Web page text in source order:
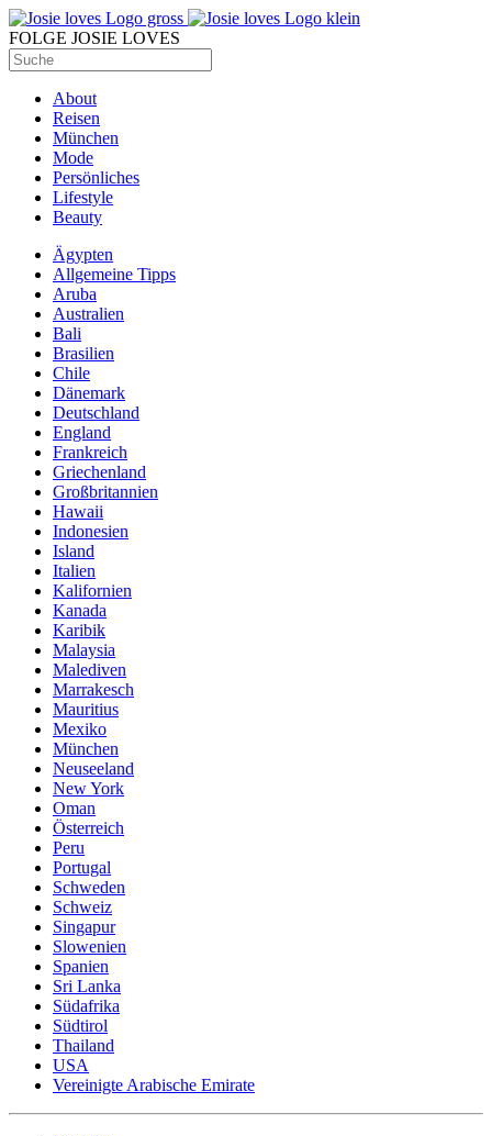
FOLGE JOSIE LOVES
About
Reisen
München
Mode
Persönliches
Lifestyle
Beauty
Ägypten
Allgemeine Tipps
Aruba
Australien
Bali
Brasilien
Chile
Dänemark
Deutschland
England
Frankreich
Griechenland
Großbritannien
Hawaii
Indonesien
Island
Italien
Kalifornien
Kanada
Karibik
Malaysia
Malediven
Marrakesch
Mauritius
Mexiko
München
Neuseeland
New York
Oman
Österreich
Peru
Portugal
Schweden
Schweiz
Singapur
Slowenien
Spanien
Sri Lanka
Südafrika
Südtirol
Thailand
USA
Vereinigte Arabische Emirate